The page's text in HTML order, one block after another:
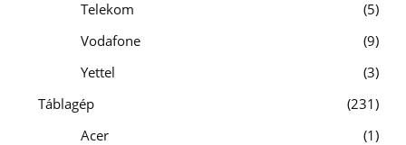
Telekom
5
Vodafone
9
Yettel
3
Táblagép
231
Acer
1